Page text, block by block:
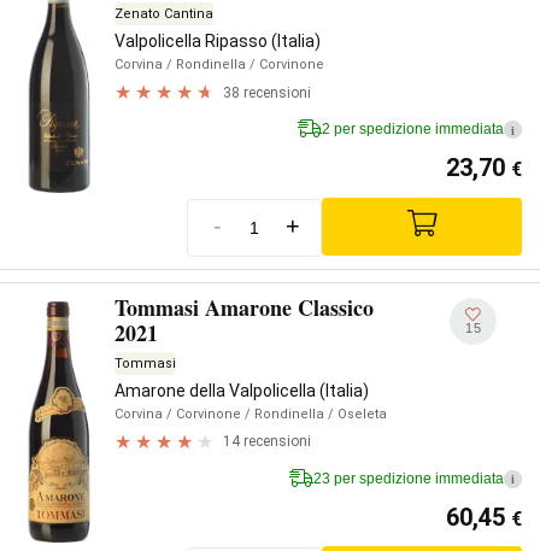
Zenato Cantina
Valpolicella Ripasso (Italia)
Corvina / Rondinella / Corvinone
38 recensioni
2 per spedizione immediata i
23,70 €
- +
Tommasi Amarone Classico
2021
Tommasi
Amarone della Valpolicella (Italia)
Corvina / Corvinone / Rondinella / Oseleta
14 recensioni
15
23 per spedizione immediata i
60,45 €